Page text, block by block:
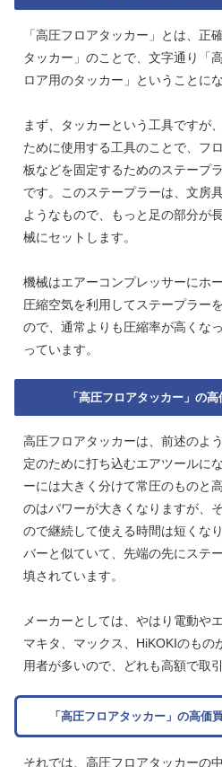
「高圧フロアタッカー」とは、正
タッカー」のことで、文字通り「
ロア用のタッカー」ということにな
まず、タッカーという工具ですが
ために使用する工具のことで、フ
板などを固定するためのステープ
です。このステープラーは、文房
ようなもので、もっと足の部分が
械にセットします。
機械はエアーコンプレッサーにホ
圧縮空気を利用してステープラー
ので、通常よりも圧縮率が高くな
っています。
「高圧フロアタッカー」の
高圧フロアタッカーは、前述のよ
定のために打ち込むエアツールに
ーには大きく分けて常圧のものと
のはパワーが大きくなりますが、
ので継続して使える時間は短くな
バーと似ていて、先端の先にステ
填されています。
メーカーとしては、やはり電動や
マキタ、マックス、HiKOKIのもの
用者が多いので、どれも高額で取
「高圧フロアタッカー」の高価
それでは、高圧フロアタッカーの